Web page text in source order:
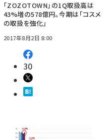
「ZOZOTOWN」の1Q取扱高は
43%増の578億円。今期は「コスメ
の取扱を強化」
2017年8月2日 8:00
30